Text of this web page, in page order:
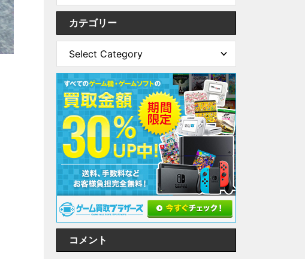
カテゴリー
コメント